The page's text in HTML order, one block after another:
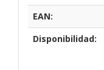
EAN:
Disponibilidad: